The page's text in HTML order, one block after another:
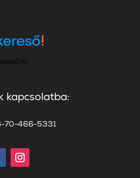
kapcsolatba:
70-466-5331